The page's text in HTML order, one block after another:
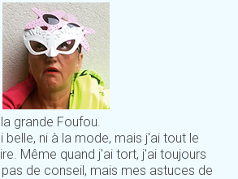
grande Foufou.
belle, ni à la mode, mais j'ai tout le
Même quand j'ai tort, j'ai toujours
de conseil, mais mes astuces de